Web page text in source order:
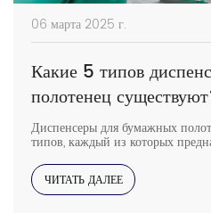
06 марта 2025 г.
Какие 5 типов
полотенец
Диспенсеры для бумажных
типов, каждый из которых
каких помещений вы
кухонь или офисов — выбор
улучшить санитарию и
ЧИТАТЬ ДАЛЕЕ